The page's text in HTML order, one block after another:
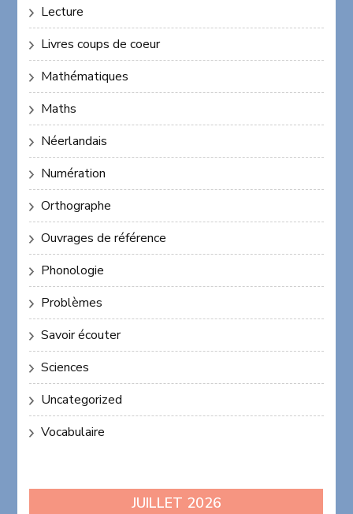
Lecture
Livres coups de coeur
Mathématiques
Maths
Néerlandais
Numération
Orthographe
Ouvrages de référence
Phonologie
Problèmes
Savoir écouter
Sciences
Uncategorized
Vocabulaire
JUILLET 2026